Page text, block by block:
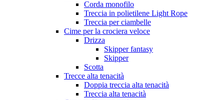
Corda monofilo
Treccia in polietilene Light Rope
Treccia per ciambelle
Cime per la crociera veloce
Drizza
Skipper fantasy
Skipper
Scotta
Trecce alta tenacità
Doppia treccia alta tenacità
Treccia alta tenacità